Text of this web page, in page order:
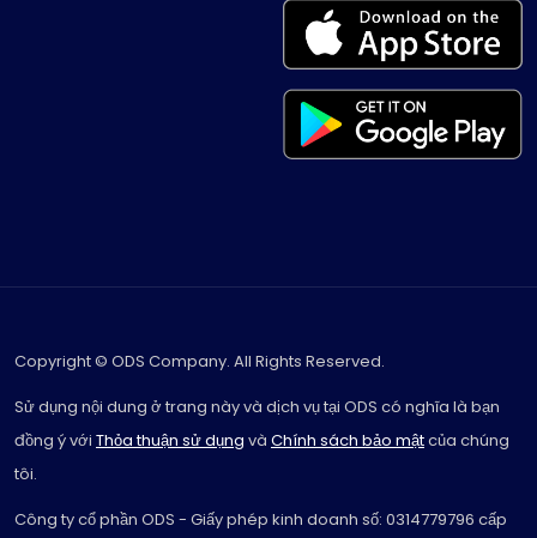
Copyright © ODS Company. All Rights Reserved.
Sử dụng nội dung ở trang này và dịch vụ tại ODS có nghĩa là bạn
đồng ý với Thỏa thuận sử dụng và Chính sách bảo mậtcủa chúng
tôi.
Công ty cổ phần ODS - Giấy phép kinh doanh số: 0314779796 cấp